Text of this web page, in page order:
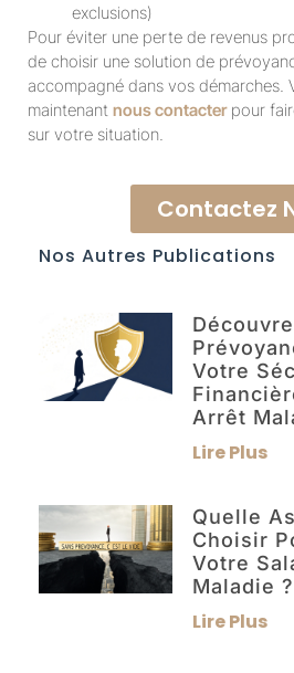
exclusions)
Pour éviter une perte de revenus
de choisir une solution de
accompagné dans vos démarches.
maintenant nous contacterpour
sur votre situation.
Contactez
Nos Autres Publications
Votre
Arrêt
Lire Plus
Quelle
Choisir
Votre
Maladie ?
Lire Plus